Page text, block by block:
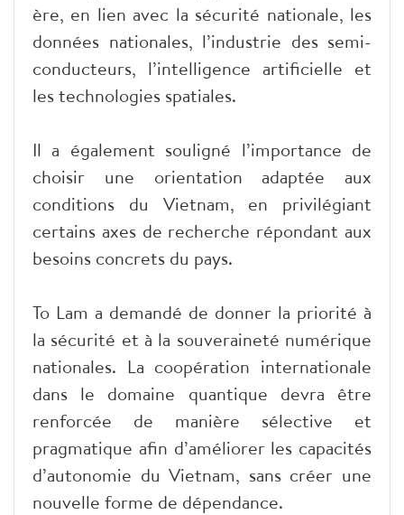
ère, en lien avec la sécurité nationale, les
données nationales, l’industrie des semi-
conducteurs, l’intelligence artificielle et
les technologies spatiales.
Il a également souligné l’importance de
choisir une orientation adaptée aux
conditions du Vietnam, en privilégiant
certains axes de recherche répondant aux
besoins concrets du pays.
To Lam a demandé de donner la priorité à
la sécurité et à la souveraineté numérique
nationales. La coopération internationale
dans le domaine quantique devra être
renforcée de manière sélective et
pragmatique afin d’améliorer les capacités
d’autonomie du Vietnam, sans créer une
nouvelle forme de dépendance.